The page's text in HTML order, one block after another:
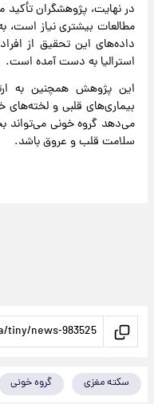
در نهایت، پژوهشگران تأکید
مطالعات بیشتری نیاز است،
داده‌های این تحقیق از افراد
استرالیا به دست آمده است.
این پژوهش همچنین به
بیماری‌های قلبی و لخته‌های
می‌دهد گروه خونی می‌تواند
سلامت قلب و عروق باشد.
سکته مغزی گروه خونی